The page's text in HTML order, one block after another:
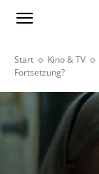
Start Kino & TV
Fortsetzung?